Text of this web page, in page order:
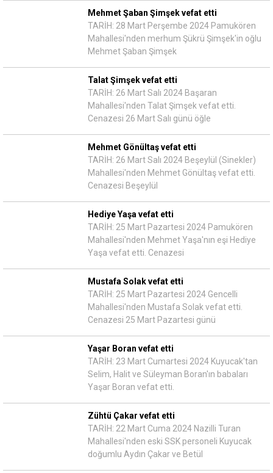
Mehmet Şaban Şimşek vefat etti
TARİH: 28 Mart Perşembe 2024 Pamukören
Mahallesi'nden merhum Şükrü Şimşek'in oğlu
Mehmet Şaban Şimşek
Talat Şimşek vefat etti
TARİH: 26 Mart Salı 2024 Başaran
Mahallesi'nden Talat Şimşek vefat etti.
Cenazesi 26 Mart Salı günü öğle
Mehmet Gönültaş vefat etti
TARİH: 26 Mart Salı 2024 Beşeylül (Sinekler)
Mahallesi'nden Mehmet Gönültaş vefat etti.
Cenazesi Beşeylül
Hediye Yaşa vefat etti
TARİH: 25 Mart Pazartesi 2024 Pamukören
Mahallesi'nden Mehmet Yaşa'nın eşi Hediye
Yaşa vefat etti. Cenazesi
Mustafa Solak vefat etti
TARİH: 25 Mart Pazartesi 2024 Gencelli
Mahallesi'nden Mustafa Solak vefat etti.
Cenazesi 25 Mart Pazartesi günü
Yaşar Boran vefat etti
TARİH: 23 Mart Cumartesi 2024 Kuyucak'tan
Selim, Halit ve Süleyman Boran'ın babaları
Yaşar Boran vefat etti.
Zühtü Çakar vefat etti
TARİH: 22 Mart Cuma 2024 Nazilli Turan
Mahallesi'nden eski SSK personeli Kuyucak
doğumlu Aydın Çakar ve Betül